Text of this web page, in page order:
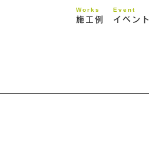
Works
施工例
Event
イベント